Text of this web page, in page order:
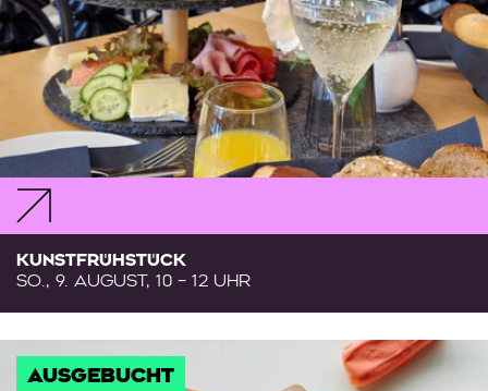
KUNSTFRÜHSTÜCK
SO., 9. AUGUST, 10 – 12 UHR
AUSGEBUCHT